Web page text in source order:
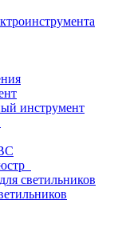
инструмент
светильников